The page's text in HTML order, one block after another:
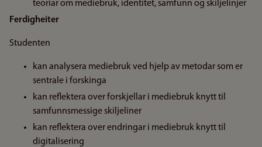
teoriar om mediebruk, identitet, samfunn og skiljelinjer
Ferdigheiter
Studenten
kan analysera mediebruk ved hjelp av metodar som er
sentrale i forskinga
kan reflektera over forskjellar i mediebruk knytt til
samfunnsmessige skiljeliner
kan reflektera over endringar i mediebruk knytt til
digitalisering